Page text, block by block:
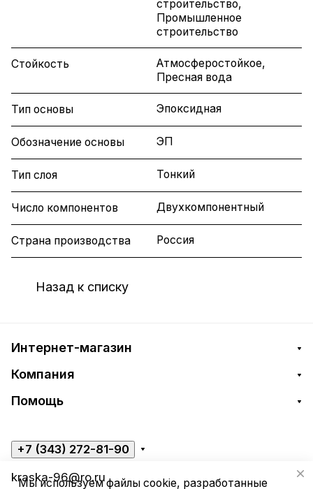
строительство,
Промышленное
строительство
Стойкость
Атмосферостойкое,
Пресная вода
Тип основы Эпоксидная
Обозначение основы ЭП
Тип слоя Тонкий
Число компонентов Двухкомпонентный
Страна производства Россия
Назад к списку
Интернет-магазин
Компания
Помощь
+7 (343) 272-81-90
kraska-96@ro.ru
Мы используем файлы cookie, разработанные